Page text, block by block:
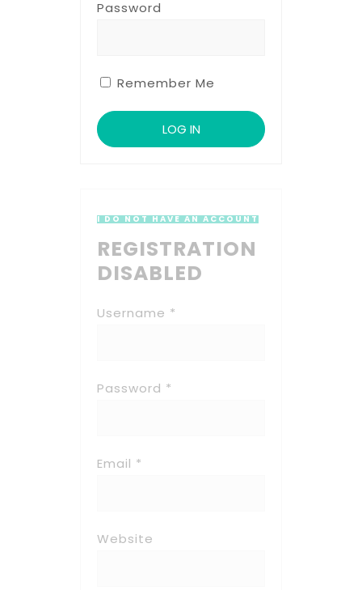
Password
Remember Me
I DO NOT HAVE AN ACCOUNT
REGISTRATION
DISABLED
Username *
Password *
Email *
Website